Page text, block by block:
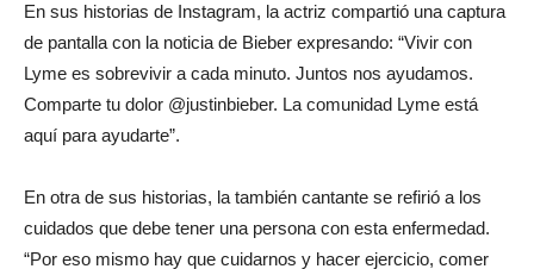
En sus historias de Instagram, la actriz compartió una captura
de pantalla con la noticia de Bieber expresando: “Vivir con
Lyme es sobrevivir a cada minuto. Juntos nos ayudamos.
Comparte tu dolor @justinbieber. La comunidad Lyme está
aquí para ayudarte”.
En otra de sus historias, la también cantante se refirió a los
cuidados que debe tener una persona con esta enfermedad.
“Por eso mismo hay que cuidarnos y hacer ejercicio, comer